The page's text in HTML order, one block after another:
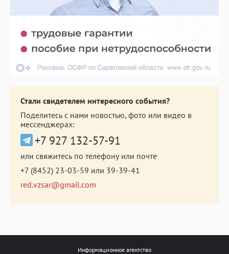
Стали свидетелем интересного события?
Поделитесь с нами новостью, фото или видео в
мессенджерах:
+7 927 132-57-91
или свяжитесь по телефону или почте
+7 (8452) 23-03-59 или 39-39-41
red.vzsar@gmail.com
Информационное агентство